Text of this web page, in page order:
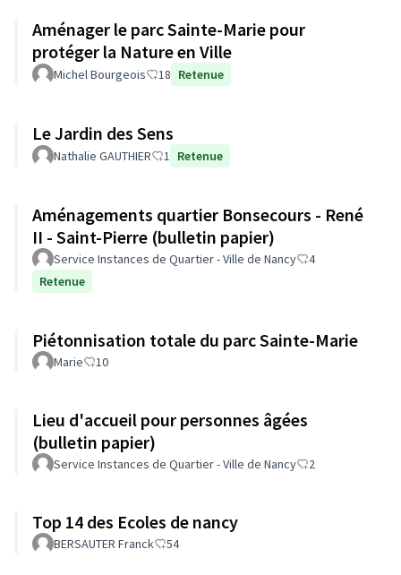
Aménager le parc Sainte-Marie pour
protéger la Nature en Ville
Michel Bourgeois 18 Retenue
Le Jardin des Sens
Nathalie GAUTHIER 1 Retenue
Aménagements quartier Bonsecours - René
II - Saint-Pierre (bulletin papier)
Service Instances de Quartier - Ville de Nancy
4
Retenue
Piétonnisation totale du parc Sainte-Marie
Marie 10
Lieu d'accueil pour personnes âgées
(bulletin papier)
Service Instances de Quartier - Ville de Nancy 2
Top 14 des Ecoles de nancy
BERSAUTER Franck 54